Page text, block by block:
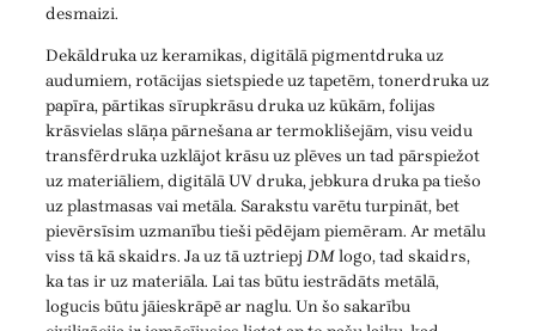
desmaizi.
Dekāldruka uz keramikas, digitālā pigmentdruka uz
audumiem, rotācijas sietspiede uz tapetēm, tonerdruka uz
papīra, pārtikas sīrupkrāsu druka uz kūkām, folijas
krāsvielas slāņa pārnešana ar termoklišejām, visu veidu
transfērdruka uzklājot krāsu uz plēves un tad pārspiežot
uz materiāliem, digitālā UV druka, jebkura druka pa tiešo
uz plastmasas vai metāla. Sarakstu varētu turpināt, bet
pievērsīsim uzmanību tieši pēdējam piemēram. Ar metālu
viss tā kā skaidrs. Ja uz tā uztriepj DMlogo, tad skaidrs,
ka tas ir uz materiāla. Lai tas būtu iestrādāts metālā,
logucis būtu jāieskrāpē ar naglu. Un šo sakarību